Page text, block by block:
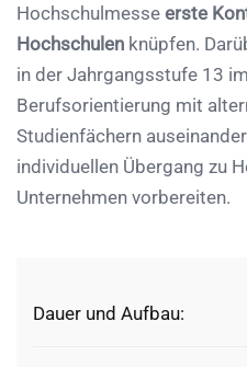
Hochschulmesse erste
Hochschulen knüpfen.
in der Jahrgangsstufe 13
Berufsorientierung mit
Studienfächern
individuellen Übergang zu
Unternehmen vorbereiten.
Dauer und Aufbau: